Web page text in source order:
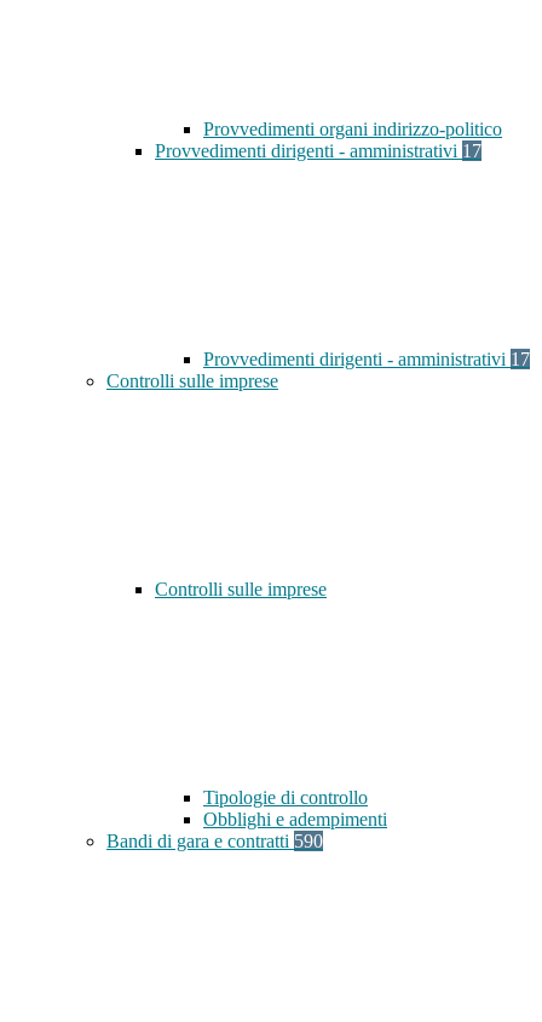
Provvedimenti organi indirizzo-politico
Provvedimenti dirigenti - amministrativi 17
Provvedimenti dirigenti - amministrativi 17
Controlli sulle imprese
Controlli sulle imprese
Tipologie di controllo
Obblighi e adempimenti
Bandi di gara e contratti 590